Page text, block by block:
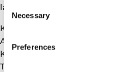
Consent
Selection
Necessary
Preferences
land.
Kontaktperson i Eni Norge:
Andreas Wulff
Kommunikasjonssjef
Telefon: 52 87 49 68